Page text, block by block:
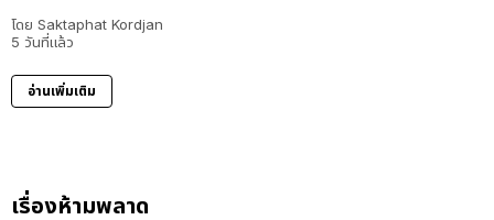
โดย Saktaphat Kordjan
5 วันที่แล้ว
อ่านเพิ่มเติม
เรื่องห้ามพลาด